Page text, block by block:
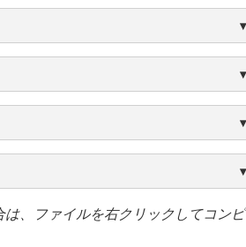
、ファイルを右クリックしてコンピ